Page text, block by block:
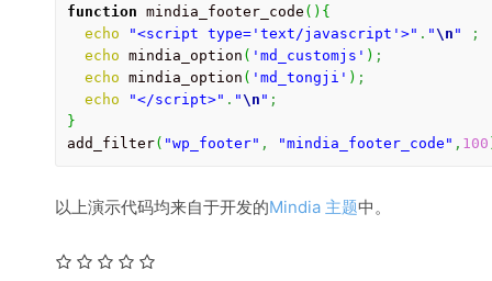
function mindia_footer_code ( ) {
echo
"<script type='text/javascript'>" . "\n "
;
echo mindia_option ( 'md_customjs' ) ;
echo mindia_option ( 'md_tongji' ) ;
echo
"</script>" . "\n " ;
}
add_filter( "wp_footer" , "mindia_footer_code" , 100
以上演示代码均来自于开发的Mindia 主题中。